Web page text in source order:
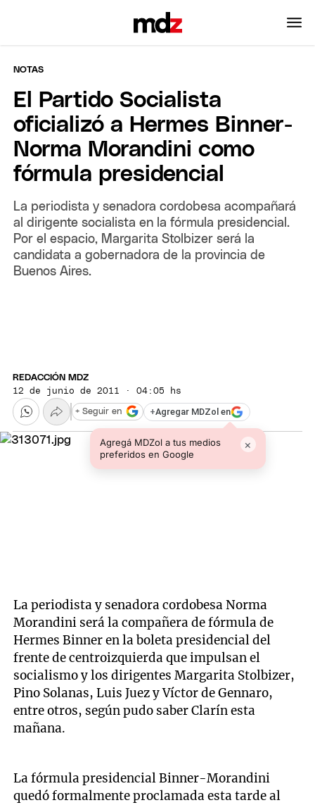
NOTAS
El Partido Socialista
oficializó a Hermes Binner-
Norma Morandini como
fórmula presidencial
La periodista y senadora cordobesa acompañará
al dirigente socialista en la fórmula presidencial.
Por el espacio, Margarita Stolbizer será la
candidata a gobernadora de la provincia de
Buenos Aires.
REDACCIÓN MDZ
12 de junio de 2011 · 04:05 hs
+Agregar MDZol en
Agregá MDZol a tus medios
preferidos en Google
×
+ Seguir en
La periodista y senadora cordobesa Norma
Morandini será la compañera de fórmula de
Hermes Binner en la boleta presidencial del
frente de centroizquierda que impulsan el
socialismo y los dirigentes Margarita Stolbizer,
Pino Solanas, Luis Juez y Víctor de Gennaro,
entre otros, según pudo saber Clarín esta
mañana.
La fórmula presidencial Binner-Morandini
quedó formalmente proclamada esta tarde al